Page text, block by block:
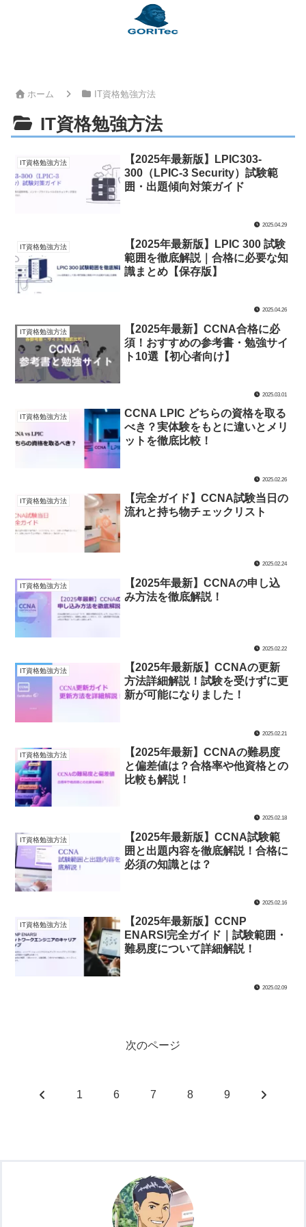
ホーム IT資格勉強方法
IT資格勉強方法
IT資格勉強方法
【2025年最新版】LPIC303-
300（LPIC-3 Security）試験範
囲・出題傾向対策ガイド
2025.04.29
IT資格勉強方法
【2025年最新版】LPIC 300 試験
範囲を徹底解説｜合格に必要な知
識まとめ【保存版】
2025.04.26
IT資格勉強方法
【2025年最新】CCNA合格に必
須！おすすめの参考書・勉強サイ
ト10選【初心者向け】
2025.03.01
IT資格勉強方法
CCNA LPIC どちらの資格を取る
べき？実体験をもとに違いとメリ
ットを徹底比較！
2025.02.26
IT資格勉強方法
【完全ガイド】CCNA試験当日の
流れと持ち物チェックリスト
2025.02.24
IT資格勉強方法
【2025年最新】CCNAの申し込
み方法を徹底解説！
2025.02.22
IT資格勉強方法
【2025年最新版】CCNAの更新
方法詳細解説！試験を受けずに更
新が可能になりました！
2025.02.21
IT資格勉強方法
【2025年最新】CCNAの難易度
と偏差値は？合格率や他資格との
比較も解説！
2025.02.18
IT資格勉強方法
【2025年最新版】CCNA試験範
囲と出題内容を徹底解説！合格に
必須の知識とは？
2025.02.16
IT資格勉強方法
【2025年最新版】CCNP
ENARSI完全ガイド｜試験範囲・
難易度について詳細解説！
2025.02.09
次のページ
前 1 6 7 8 9 次